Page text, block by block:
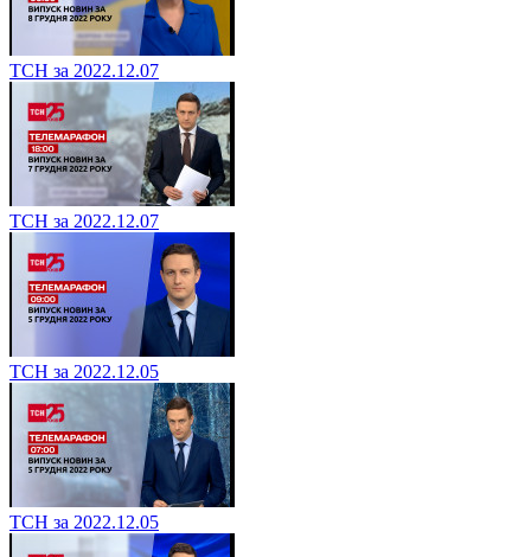
ТСН за 2022.12.07
ТСН за 2022.12.07
ТСН за 2022.12.05
ТСН за 2022.12.05